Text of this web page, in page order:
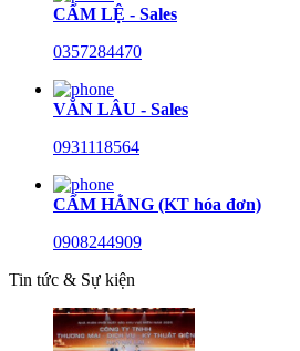
CẨM LỆ - Sales
0357284470
VĂN LÂU - Sales
0931118564
CẨM HẰNG (KT hóa đơn)
0908244909
Tin tức & Sự kiện